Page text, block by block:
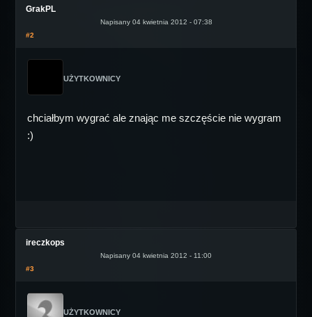
GrakPL
Napisany 04 kwietnia 2012 - 07:38
#2
UŻYTKOWNICY
chciałbym wygrać ale znając me szczęście nie wygram
:)
ireczkops
Napisany 04 kwietnia 2012 - 11:00
#3
UŻYTKOWNICY